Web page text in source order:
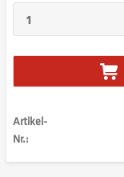
Artikel-
Nr.: